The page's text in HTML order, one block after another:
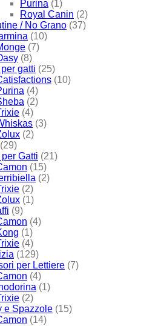
Purina (1)
Royal Canin (2)
/ No Grano (37)
(10)
(7)
(8)
gatti (25)
(10)
(4)
(2)
(4)
(3)
(2)
(29)
Gatti (21)
(15)
(2)
(2)
(1)
(9)
(4)
(1)
(4)
(129)
per Lettiere (7)
(4)
(1)
(2)
e Spazzole (15)
(14)